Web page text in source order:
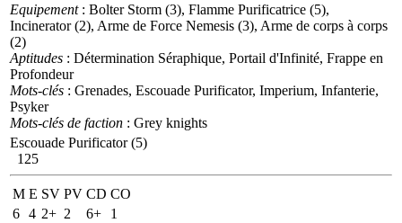
Equipement: Bolter Storm (3), Flamme Purificatrice (5),
Incinerator (2), Arme de Force Nemesis (3), Arme de corps à corps
(2)
Aptitudes : Détermination Séraphique, Portail d'Infinité, Frappe en
Profondeur
Mots-clés : Grenades, Escouade Purificator, Imperium, Infanterie,
Psyker
Mots-clés de faction : Grey knights
Escouade Purificator (5)
125
M E SV PV CD CO
6 4 2+ 2 6+
1